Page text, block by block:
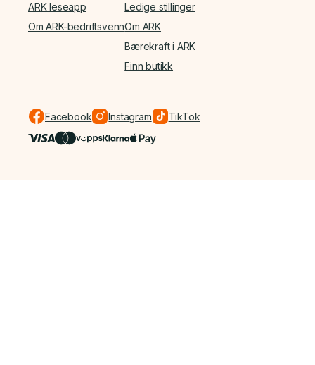
ARK leseapp
Om ARK-bedriftsvenn
Ledige stillinger
Om ARK
Bærekraft i ARK
Finn butikk
Facebook Instagram TikTok